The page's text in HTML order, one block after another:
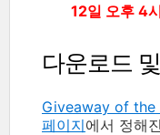
12일 오후 4
다운로드
Giveaway of the
페이지에서 정해